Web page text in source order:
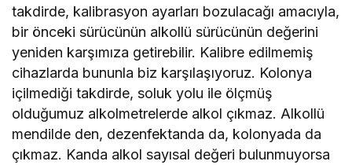
takdirde, kalibrasyon ayarları bozulacağı amacıyla,
bir önceki sürücünün alkollü sürücünün değerini
yeniden karşımıza getirebilir. Kalibre edilmemiş
cihazlarda bununla biz karşılaşıyoruz. Kolonya
içilmediği takdirde, soluk yolu ile ölçmüş
olduğumuz alkolmetrelerde alkol çıkmaz. Alkollü
mendilde den, dezenfektanda da, kolonyada da
çıkmaz. Kanda alkol sayısal değeri bulunmuyorsa